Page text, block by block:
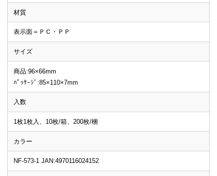
材質
表示面＝ＰＣ・ＰＰ
サイズ
商品:96×66mm
ﾊﾟｯｹｰｼﾞ:85×110×7mm
入数
1枚1枚入、10枚/箱、200枚/梱
カラー
NF-573-1 JAN:4970116024152